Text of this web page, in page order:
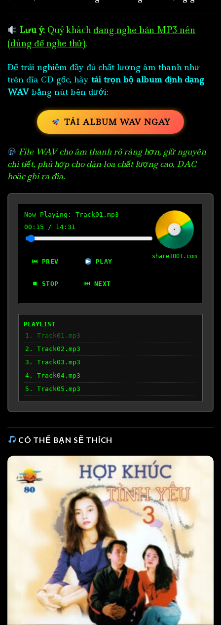
Lưu ý: Quý khách đang nghe bản MP3 nén
(dùng để nghe thử).
Để trải nghiệm đầy đủ chất lượng âm thanh như
trên đĩa CD gốc, hãy tải trọn bộ album định dạng
WAV bằng nút bên dưới:
TẢI ALBUM WAV NGAY
File WAV cho âm thanh rõ ràng hơn, giữ nguyên
chi tiết, phù hợp cho dàn loa chất lượng cao, DAC
hoặc ghi ra đĩa.
Now Playing: Track01.mp3
00:15 / 14:31
⏮ PREV PLAY
⏹ STOP ⏭ NEXT
share1001.com
PLAYLIST
1. Track01.mp3
2. Track02.mp3
3. Track03.mp3
4. Track04.mp3
5. Track05.mp3
CÓ THỂ BẠN SẼ THÍCH